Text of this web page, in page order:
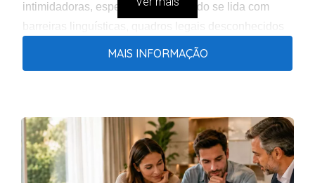
intimidadoras, especialmente quando se lida com
barreiras linguísticas, quadros legais desconhecidos
e as particularidades do mercado imobiliário local.
tomadas decisões informadas.
A Diferença entre um Agente de Compradores e
Outros Agentes Imobiliários
MAIS INFORMAÇÃO